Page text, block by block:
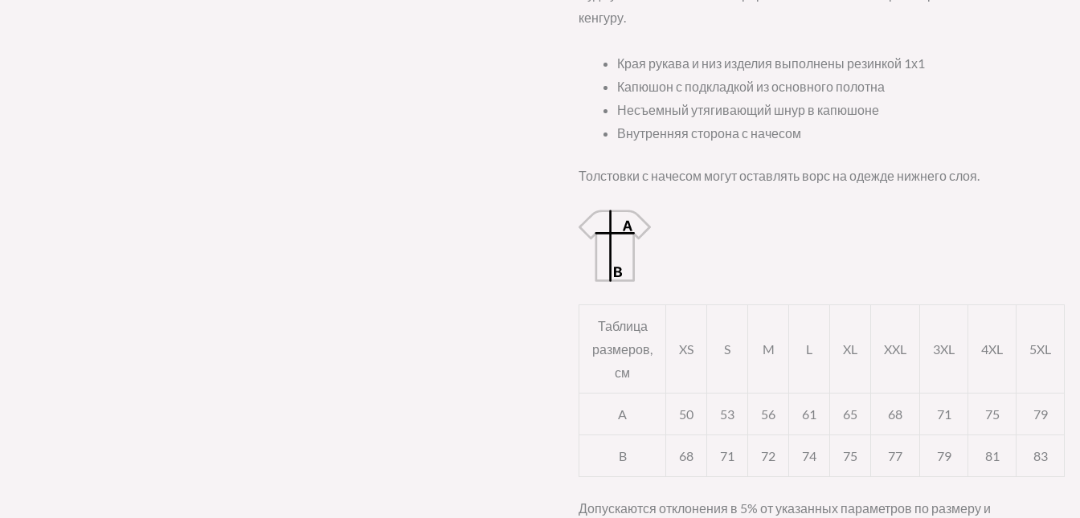
кенгуру.
Края рукава и низ изделия выполнены резинкой 1х1
Капюшон с подкладкой из основного полотна
Несъемный утягивающий шнур в капюшоне
Внутренняя сторона с начесом
Толстовки с начесом могут оставлять ворс на одежде нижнего слоя.
Таблица
размеров,
см
XS S M L XL XXL 3XL 4XL 5XL
A 50 53 56 61 65 68 71 75 79
B 68 71 72 74 75 77 79 81 83
Допускаются отклонения в 5% от указанных параметров по размеру и